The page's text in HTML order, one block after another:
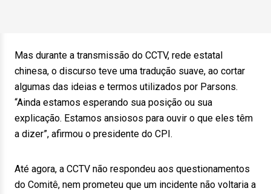
Mas durante a transmissão do CCTV, rede estatal
chinesa, o discurso teve uma tradução suave, ao cortar
algumas das ideias e termos utilizados por Parsons.
“Ainda estamos esperando sua posição ou sua
explicação. Estamos ansiosos para ouvir o que eles têm
a dizer”, afirmou o presidente do CPI.
Até agora, a CCTV não respondeu aos questionamentos
do Comitê, nem prometeu que um incidente não voltaria a